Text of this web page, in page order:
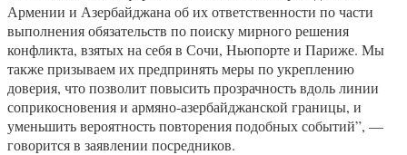
Армении и Азербайджана об их ответственности по части
выполнения обязательств по поиску мирного решения
конфликта, взятых на себя в Сочи, Ньюпорте и Париже. Мы
также призываем их предпринять меры по укреплению
доверия, что позволит повысить прозрачность вдоль линии
соприкосновения и армяно-азербайджанской границы, и
уменьшить вероятность повторения подобных событий”, —
говорится в заявлении посредников.